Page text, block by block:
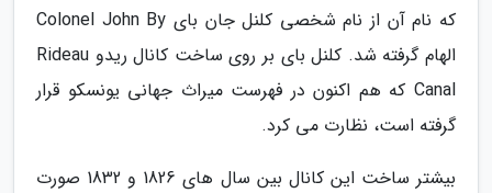
که نام آن از نام شخصی کلنل جان بای Colonel John By
الهام گرفته شد. کلنل بای بر روی ساخت کانال ریدو Rideau
Canal که هم اکنون در فهرست میراث جهانی یونسکو قرار
گرفته است، نظارت می کرد.
بیشتر ساخت این کانال بین سال های 1826 و 1832 صورت